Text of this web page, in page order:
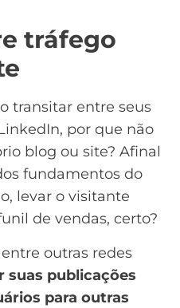
tráfego
transitar entre seus
por que não
blog ou site? Afinal
fundamentos do
levar o visitante
de vendas, certo?
outras redes
suas publicações
para outras